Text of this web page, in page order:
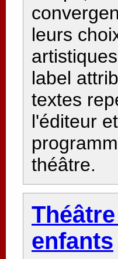
leurs
label
textes
l'éditeur et
théâtre.
enfants